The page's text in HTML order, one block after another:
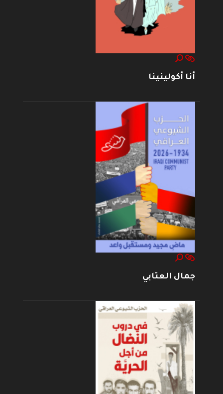
أنا أكولينينا
جمال العتابي